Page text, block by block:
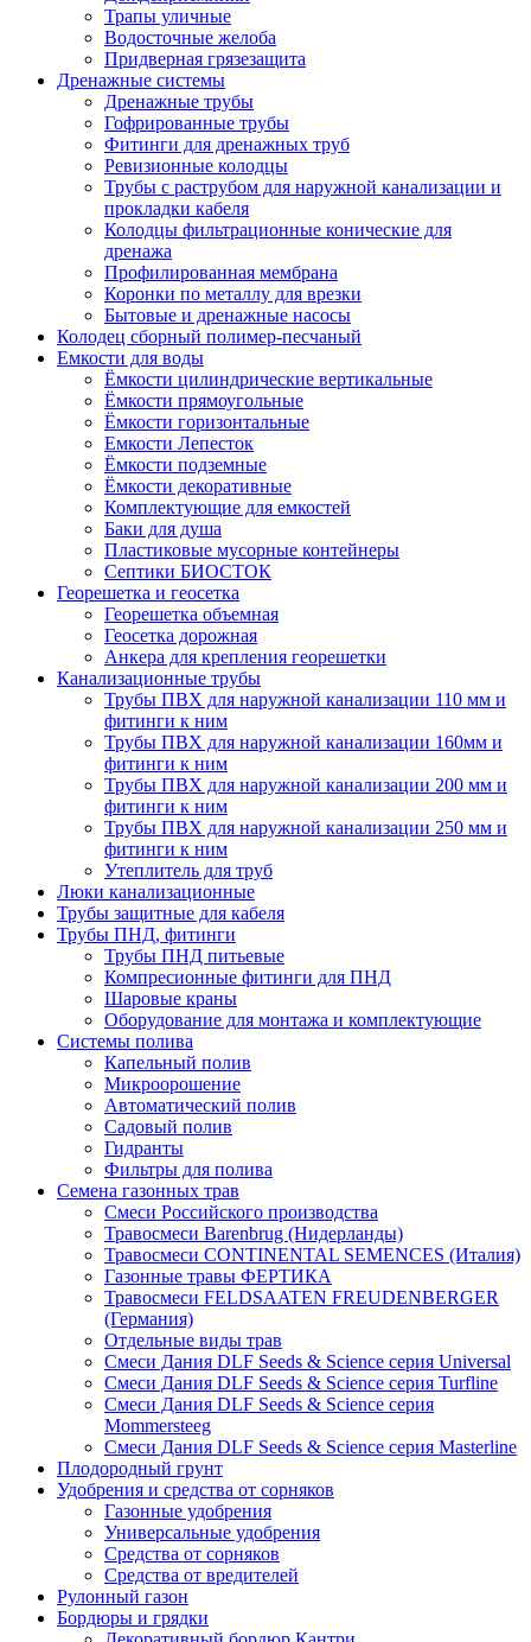
Трапы уличные
Водосточные желоба
Придверная грязезащита
Дренажные системы
Дренажные трубы
Гофрированные трубы
Фитинги для дренажных труб
Ревизионные колодцы
Трубы с раструбом для наружной канализации и
прокладки кабеля
Колодцы фильтрационные конические для
дренажа
Профилированная мембрана
Коронки по металлу для врезки
Бытовые и дренажные насосы
Колодец сборный полимер-песчаный
Емкости для воды
Ёмкости цилиндрические вертикальные
Ёмкости прямоугольные
Ёмкости горизонтальные
Емкости Лепесток
Ёмкости подземные
Ёмкости декоративные
Комплектующие для емкостей
Баки для душа
Пластиковые мусорные контейнеры
Септики БИОСТОК
Георешетка и геосетка
Георешетка объемная
Геосетка дорожная
Анкера для крепления георешетки
Канализационные трубы
Трубы ПВХ для наружной канализации 110 мм и
фитинги к ним
Трубы ПВХ для наружной канализации 160мм и
фитинги к ним
Трубы ПВХ для наружной канализации 200 мм и
фитинги к ним
Трубы ПВХ для наружной канализации 250 мм и
фитинги к ним
Утеплитель для труб
Люки канализационные
Трубы защитные для кабеля
Трубы ПНД, фитинги
Трубы ПНД питьевые
Компресионные фитинги для ПНД
Шаровые краны
Оборудование для монтажа и комплектующие
Системы полива
Капельный полив
Микроорошение
Автоматический полив
Садовый полив
Гидранты
Фильтры для полива
Семена газонных трав
Смеси Российского производства
Травосмеси Barenbrug (Нидерланды)
Травосмеси CONTINENTAL SEMENCES (Италия)
Газонные травы ФЕРТИКА
Травосмеси FELDSAATEN FREUDENBERGER
(Германия)
Отдельные виды трав
Смеси Дания DLF Seeds & Sciеnce серия Universal
Смеси Дания DLF Seeds & Sciеnce серия Turfline
Смеси Дания DLF Seeds & Sciеnce серия
Mommersteeg
Смеси Дания DLF Seeds & Sciеnce серия Masterline
Плодородный грунт
Удобрения и средства от сорняков
Газонные удобрения
Универсальные удобрения
Средства от сорняков
Средства от вредителей
Рулонный газон
Бордюры и грядки